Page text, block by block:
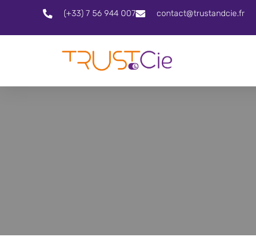
(+33) 7 56 944 007 contact@trustandcie.fr